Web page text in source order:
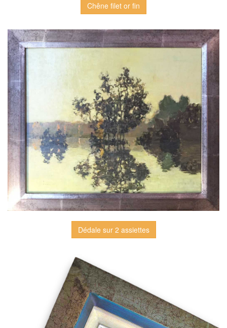
Chêne filet or fin
Dédale sur 2 assiettes